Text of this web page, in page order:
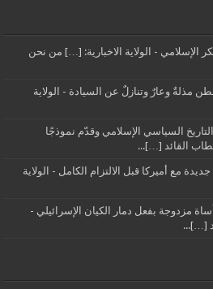
الإسلامي - الولاية الاخبارية: […] من نحن
مذلةٌ وعارٌ وتنازلٌ عن السيادة - الولاية
السياسي الإسلامي وقدّم نموذجًا
القائد […]...
مع أميركا قبل الالتزام الكامل - الولاية
مزدوجة بفعل دمار الكيان الإسرائيلي -
[…]...